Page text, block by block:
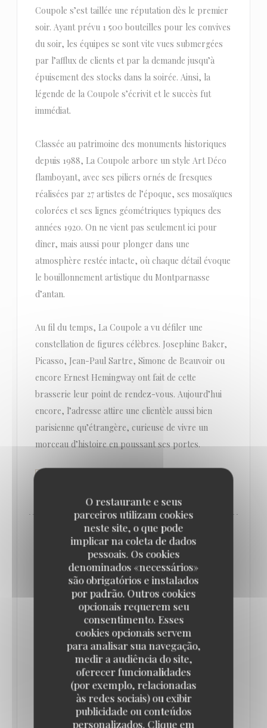
O restaurante e seus
parceiros utilizam cookies
neste site, o que pode
implicar na coleta de dados
pessoais. Os cookies
denominados «necessários»
são obrigatórios e instalados
por padrão. Outros cookies
opcionais requerem seu
consentimento. Esses
cookies opcionais servem
para analisar sua navegação,
medir a audiência do site,
oferecer funcionalidades
(por exemplo, relacionadas
às redes sociais) ou exibir
publicidade ou conteúdos
personalizados. Clique em
Coupole s’est taillée une réputation dès le premier
soir. Ayant prévu 1 500 bouteilles pour les convives
du soir, les équipes se sont vite vues submergées
par l’afflux de clients et par la demande jusqu’à
épuisement des stocks dans la soirée. Ainsi, la
légende de la Coupole s’écrivit et le succès fut
immédiat.
Classée au patrimoine des monuments historiques
depuis 1988, La Coupole arbore un style Art Déco
flamboyant, avec ses piliers ornés de fresques
réalisées par 27 artistes de l’époque, ses mosaïques
colorées et ses lignes géométriques typiques des
années 1920. On ne vient pas seulement ici pour
dîner, mais aussi pour plonger dans une
atmosphère restée intacte, où chaque détail évoque
le bouillonnement artistique du Montparnasse
d’antan.
Au fil du temps, La Coupole a vu défiler une
constellation de figures célèbres. Josephine Baker,
Picasso, Jean-Paul Sartre, Simone de Beauvoir ou
encore Ernest Hemingway ont fait de cette
brasserie leur point de rendez-vous. Aujourd’hui
encore, l’adresse attire une clientèle aussi bien
parisienne qu’étrangère, curieuse de vivre un
morceau d’histoire en poussant ses portes.
QUE FAIRE À PARIS CETTE SEMAINE ? (16-
22 JUIN) // LE BONBON
17/06/2025